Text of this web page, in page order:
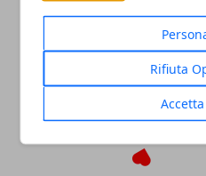
Rifiuta
Complementi
produzione